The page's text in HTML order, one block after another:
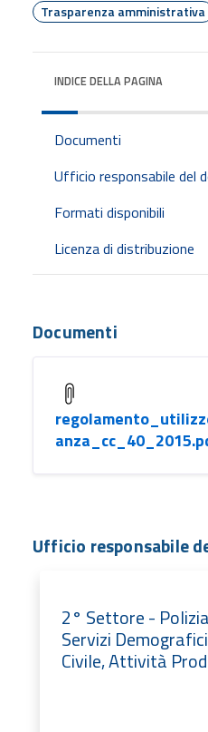
Trasparenza amministrativa
INDICE DELLA PAGINA
Documenti
Ufficio responsabile del
Formati disponibili
Licenza di distribuzione
Documenti
Ufficio responsabile
2° Settore -
Servizi
Civile, Attività